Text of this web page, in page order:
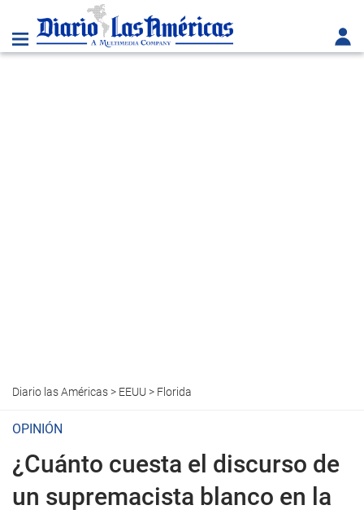
Diario las Américas> EEUU > Florida
OPINIÓN
¿Cuánto cuesta el discurso de
un supremacista blanco en la